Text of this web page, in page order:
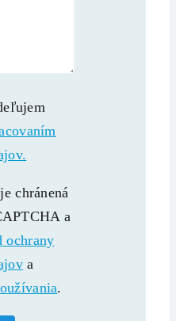
chránená
a
ochrany
a
.